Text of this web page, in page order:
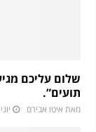
שלום עליכם
תועים”.
מאת איטו אבירם יוני 25, 2026